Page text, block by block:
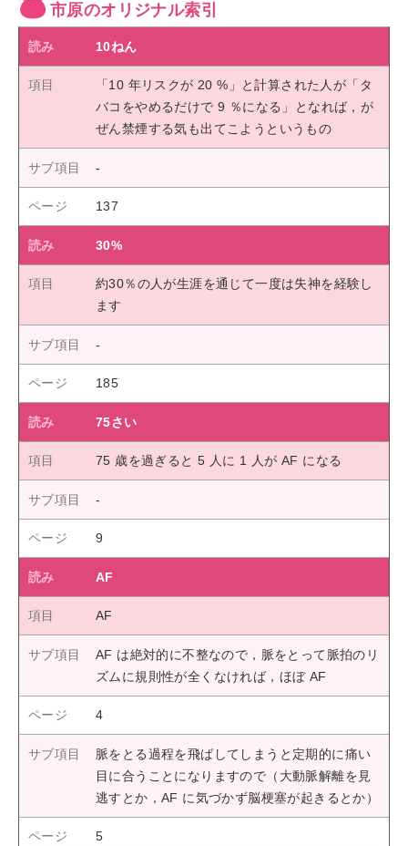
市原のオリジナル索引
10ねん
「10 年リスクが 20 %」と計算された人が「タ
バコをやめるだけで 9 ％になる」となれば，が
ぜん禁煙する気も出てこようというもの
137
30%
約30％の人が生涯を通じて一度は失神を経験し
ます
185
75さい
75 歳を過ぎると 5 人に 1 人が AF になる
9
AF
AF
AF は絶対的に不整なので，脈をとって脈拍のリ
ズムに規則性が全くなければ，ほぼ AF
4
脈をとる過程を飛ばしてしまうと定期的に痛い
目に合うことになりますので（大動脈解離を見
逃すとか，AF に気づかず脳梗塞が起きるとか）
5